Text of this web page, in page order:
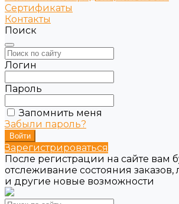
Сертификаты
Контакты
Поиск
Логин
Пароль
Запомнить меня
Забыли пароль?
Зарегистрироваться
После регистрации на сайте вам
отслеживание состояния
и другие новые возможности